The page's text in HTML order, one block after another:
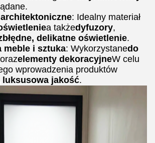
: Idealny materiał
a takżedyfuzory,
delikatne oświetlenie.
meble i sztuka: Wykorzystanedo
elementy dekoracyjneW celu
wprowadzenia produktów
luksusowa jakość.